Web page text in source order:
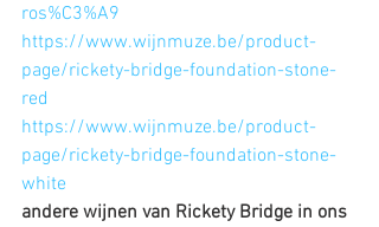
ros%C3%A9
https://www.wijnmuze.be/product-
page/rickety-bridge-foundation-stone-
red
https://www.wijnmuze.be/product-
page/rickety-bridge-foundation-stone-
white
andere wijnen van Rickety Bridge in ons